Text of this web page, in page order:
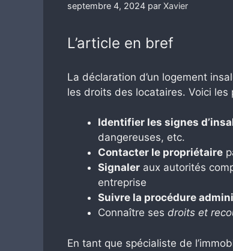
septembre 4, 2024 par Xavier
L’article en bref
La déclaration d’un logement
les droits des locataires. Voici
Identifier les signes
dangereuses, etc.
Contacter le propriétaire
Signaler aux autorités
entreprise
Suivre la procédure
Connaître ses droits et
En tant que spécialiste de